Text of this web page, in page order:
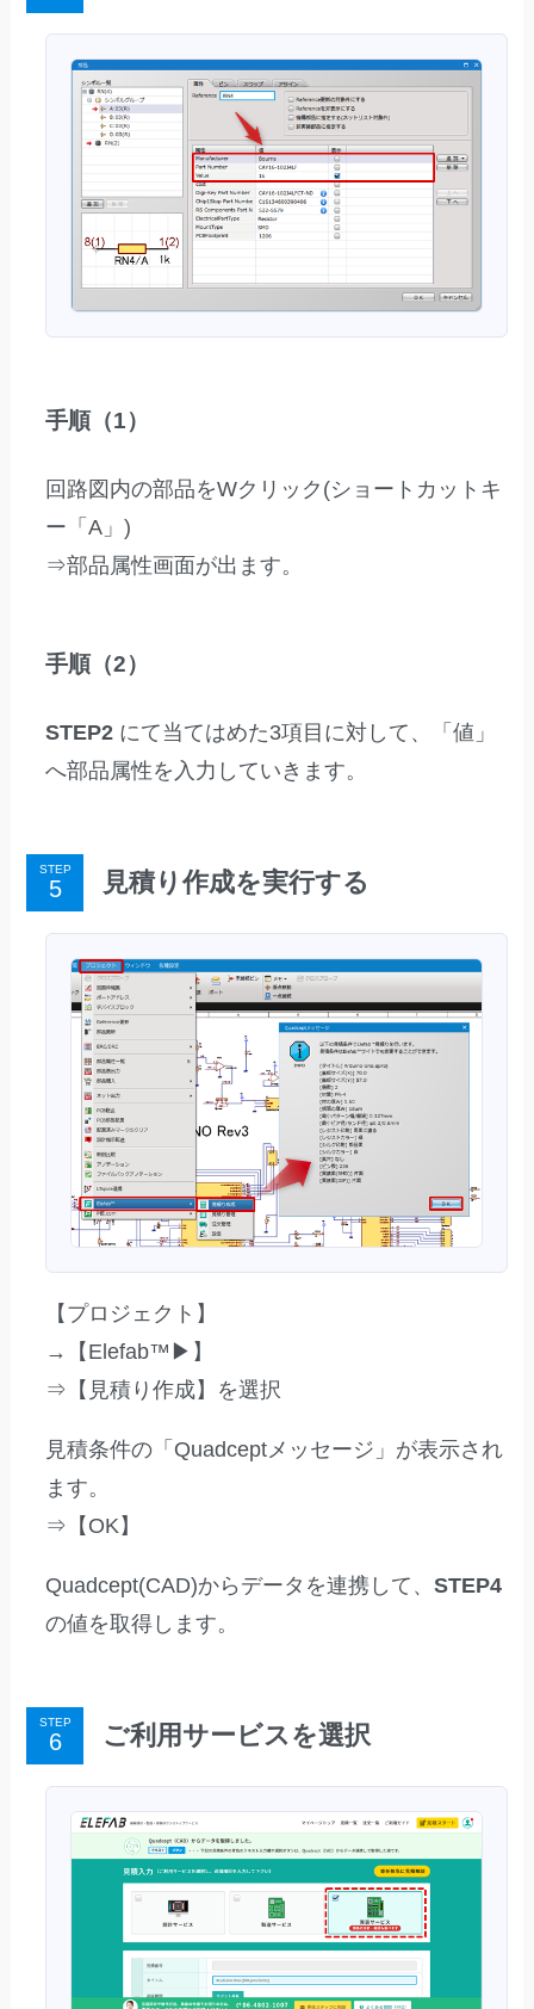
手順（1）
回路図内の部品をWクリック(ショートカットキ
ー「A」)
⇒部品属性画面が出ます。
手順（2）
STEP2 にて当てはめた3項目に対して、「値」
へ部品属性を入力していきます。
STEP 見積り作成を実行する
【プロジェクト】
→【Elefab™▶】
⇒【見積り作成】を選択
見積条件の「Quadceptメッセージ」が表示され
ます。
⇒【OK】
Quadcept(CAD)からデータを連携して、STEP4
の値を取得します。
STEP ご利用サービスを選択